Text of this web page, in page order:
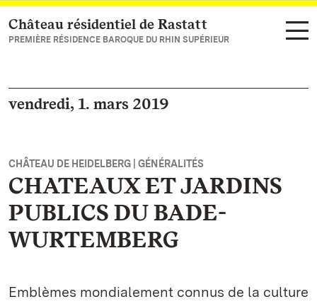
Vers la page d’accueil
Château résidentiel de Rastatt
PREMIÈRE RÉSIDENCE BAROQUE DU RHIN SUPÉRIEUR
vendredi, 1. mars 2019
CHÂTEAU DE HEIDELBERG | GÉNÉRALITÉS
CHATEAUX ET JARDINS
PUBLICS DU BADE-
WURTEMBERG
Emblèmes mondialement connus de la culture